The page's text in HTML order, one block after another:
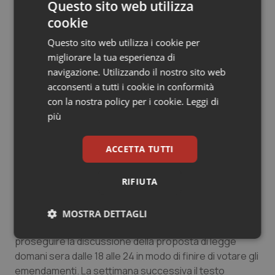
attesa la notevole complessità della proposta
emendativa in questione, di cui si propone una
fatto che "diverse proposte emendative
risulterebbero precluse dalla sua approvazione", pena
l'abbandono dei lavori in commissione contro
"l'accelerazione dei lavori portata avanti dall'asse PD-
una settimana. L’ufficio di presidenza della
proseguire la discussione della proposta di legge
domani sera dalle 18 alle 24 in modo di finire di votare gli
emendamenti. La settimana successiva il testo
Questo sito web utilizza
cookie
Questo sito web utilizza i cookie per
migliorare la tua esperienza di
navigazione. Utilizzando il nostro sito web
acconsenti a tutti i cookie in conformità
con la nostra policy per i cookie. Leggi di
più
ACCETTA TUTTI
RIFIUTA
MOSTRA DETTAGLI
Necessari Statistici Marketing